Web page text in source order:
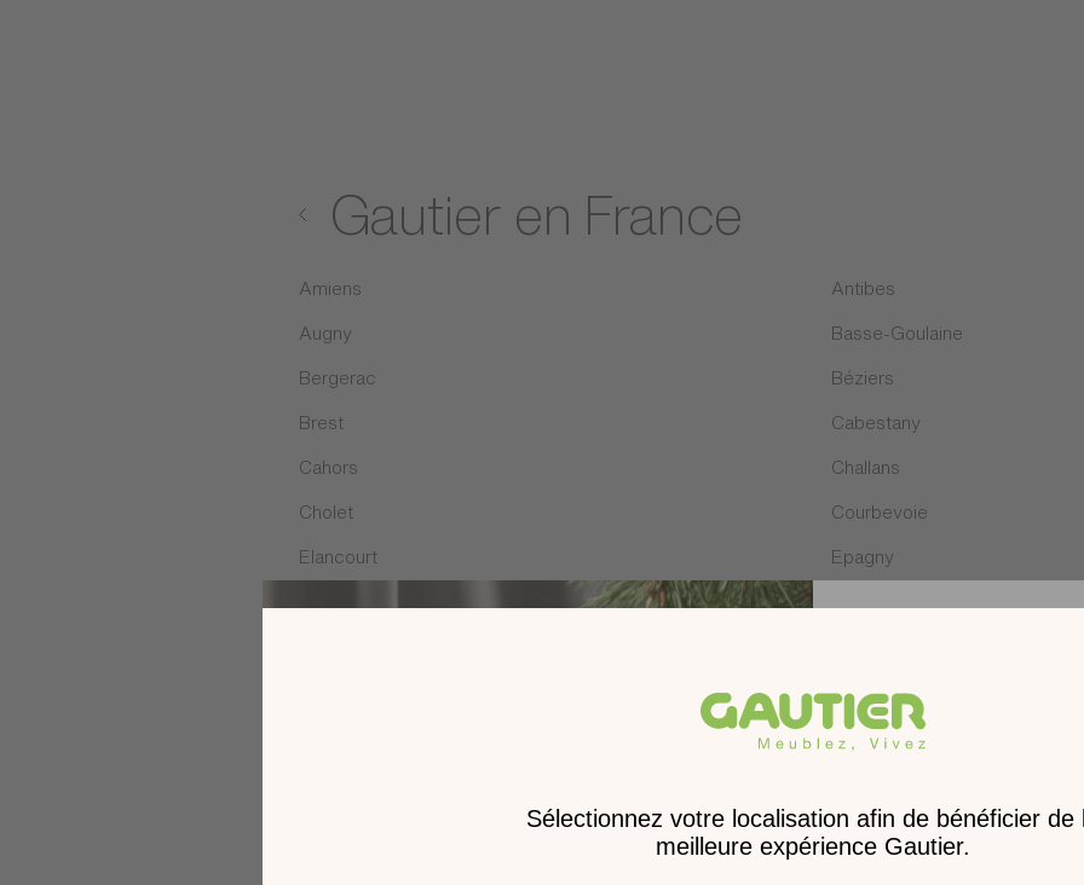
Gautier en France
Amiens Antibes
Augny Basse-Goulaine
Bergerac Béziers
Brest Cabestany
Cahors Challans
Cholet Courbevoie
Elancourt Epagny
La Roche-sur-Yon
Lattes
Lorient
nouveau